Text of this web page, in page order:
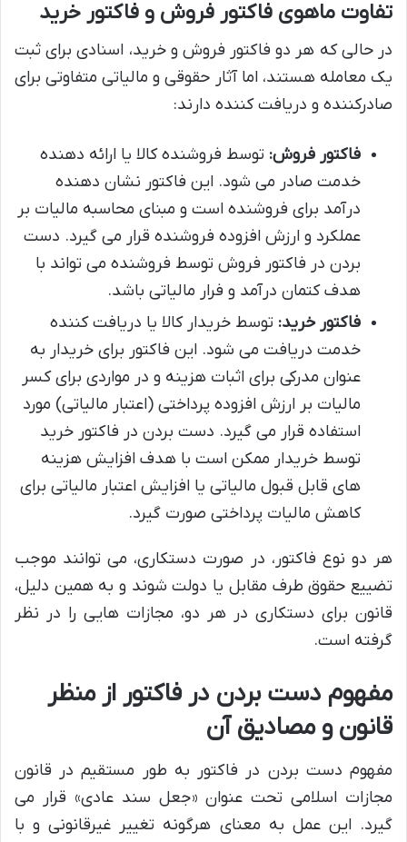
تفاوت ماهوی فاکتور فروش و فاکتور خرید
در حالی که هر دو فاکتور فروش و خرید، اسنادی برای ثبت
یک معامله هستند، اما آثار حقوقی و مالیاتی متفاوتی برای
صادرکننده و دریافت کننده دارند:
فاکتور فروش: توسط فروشنده کالا یا ارائه دهنده
خدمت صادر می شود. این فاکتور نشان دهنده
درآمد برای فروشنده است و مبنای محاسبه مالیات بر
عملکرد و ارزش افزوده فروشنده قرار می گیرد. دست
بردن در فاکتور فروش توسط فروشنده می تواند با
هدف کتمان درآمد و فرار مالیاتی باشد.
فاکتور خرید: توسط خریدار کالا یا دریافت کننده
خدمت دریافت می شود. این فاکتور برای خریدار به
عنوان مدرکی برای اثبات هزینه و در مواردی برای کسر
مالیات بر ارزش افزوده پرداختی (اعتبار مالیاتی) مورد
استفاده قرار می گیرد. دست بردن در فاکتور خرید
توسط خریدار ممکن است با هدف افزایش هزینه
های قابل قبول مالیاتی یا افزایش اعتبار مالیاتی برای
کاهش مالیات پرداختی صورت گیرد.
هر دو نوع فاکتور، در صورت دستکاری، می توانند موجب
تضییع حقوق طرف مقابل یا دولت شوند و به همین دلیل،
قانون برای دستکاری در هر دو، مجازات هایی را در نظر
گرفته است.
مفهوم دست بردن در فاکتور از منظر
قانون و مصادیق آن
مفهوم دست بردن در فاکتور به طور مستقیم در قانون
مجازات اسلامی تحت عنوان «جعل سند عادی» قرار می
گیرد. این عمل به معنای هرگونه تغییر غیرقانونی و با